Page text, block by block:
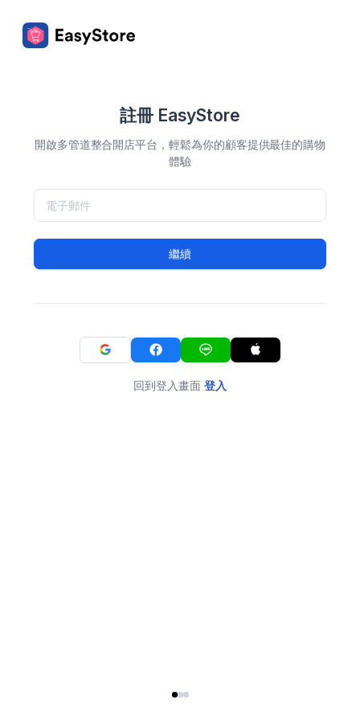
註冊 EasyStore
開啟多管道整合開店平台，輕鬆為你的顧客提供最佳的購物
體驗
繼續
回到登入畫面 登入